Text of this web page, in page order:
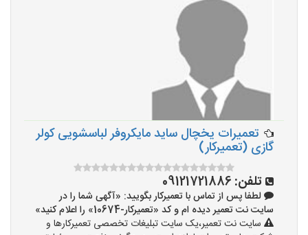
تعمیرات یخچال ساید مایکروفر لباسشویی کولر
گازی (تعمیرکار)
تلفن: 09121721886
لطفا پس از تماس با تعمیرکار بگویید: «آگهی شما را در
سایت نت تعمیر دیده ام و کد «تعمیرکار-10674» را اعلام کنید»
سایت نت تعمیر،یک سایت تبلیغات تخصصی تعمیرکارها و